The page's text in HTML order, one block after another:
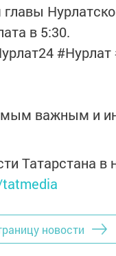
главы
в 5:30.
важным и
Татарстана
новости